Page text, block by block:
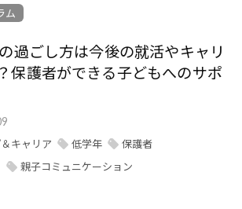
ム
過ごし方は今後の就活やキャリ
保護者ができる子どもへのサポ
キャリア 低学年
保護者
親子コミュニケーション